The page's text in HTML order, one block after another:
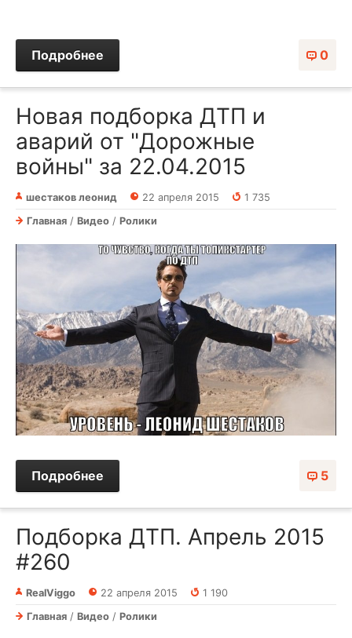
0
Подробнее
Новая подборка ДТП и
аварий от "Дорожные
войны" за 22.04.2015
шестаков леонид 22 апреля 2015
1 735
Главная / Видео / Ролики
5
Подробнее
Подборка ДТП. Апрель 2015
#260
RealViggo 22 апреля 2015
1 190
Главная / Видео / Ролики